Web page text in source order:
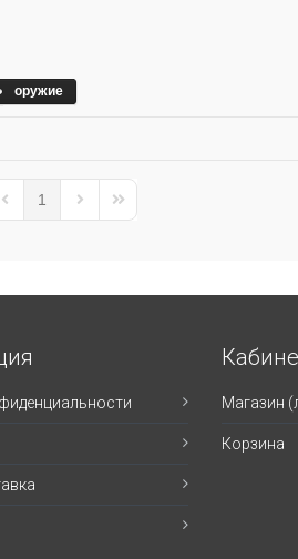
оружие
Previous Page
1
Next PageLast Page
Магазин
Корзина